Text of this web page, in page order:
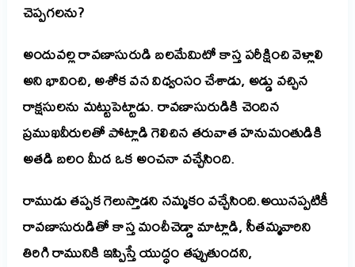
చెప్పగలను?
అందువల్ల రావణాసురుడి బలమేమిటో కాస్త పరీక్షించి వెళ్లాలి
అని భావించి, అశోక వన విధ్వంసం చేశాడు, అడ్డు వచ్చిన
రాక్షసులను మట్టుపెట్టాడు. రావణాసురుడికి చెందిన
ప్రముఖవీరులతో పోట్లాడి గెలిచిన తరువాత హనుమంతుడికి
అతడి బలం మీద ఒక అంచనా వచ్చేసింది.
రాముడు తప్పక గెలుస్తాడని నమ్మకం వచ్చేసింది.అయినప్పటికీ
రావణాసురుడితో కాస్త మంచీచెడ్డా మాట్లాడి, సీతమ్మవారిని
తిరిగి రామునికి ఇప్పిస్తే యుద్ధం తప్పుతుందని,